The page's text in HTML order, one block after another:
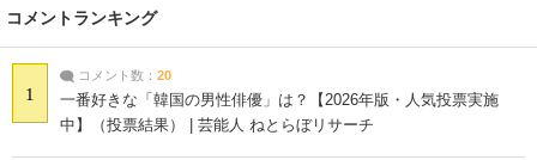
コメントランキング
1
コメント数： 20
一番好きな「韓国の男性俳優」は？【2026年版・人気投票実施
中】（投票結果） | 芸能人 ねとらぼリサーチ